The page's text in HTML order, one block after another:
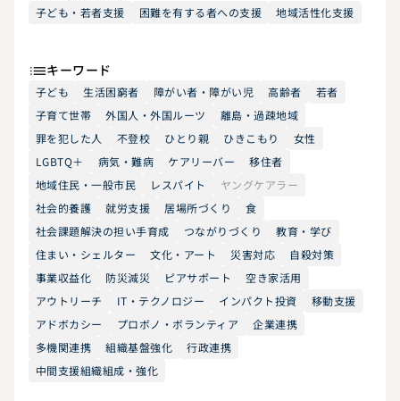
子ども・若者支援 困難を有する者への支援 地域活性化支援
キーワード
子ども 生活困窮者 障がい者・障がい児 高齢者
若者
子育て世帯
外国人・外国ルーツ
離島・過疎地域
罪を犯した人
不登校 ひとり親 ひきこもり
女性
LGBTQ＋
病気・難病 ケアリーバー
移住者
地域住民・一般市民
レスパイト
ヤングケアラー
社会的養護
就労支援 居場所づくり
食
社会課題解決の担い手育成
つながりづくり
教育・学び
住まい・シェルター
文化・アート 災害対応
自殺対策
事業収益化
防災減災 ピアサポート
空き家活用
アウトリーチ
IT・テクノロジー インパクト投資
移動支援
アドボカシー
プロボノ・ボランティア
企業連携
多機関連携
組織基盤強化
行政連携
中間支援組織組成・強化